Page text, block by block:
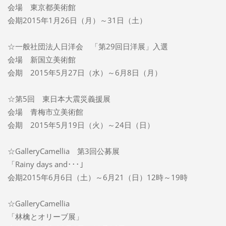
会場 東京都美術館
会期2015年1月26日（月）～31日（土）
☆一般社団法人日洋会 「第29回日洋展」入選
会場 新国立美術館
会期 2015年5月27日（水）～6月8日（月）
☆第5回 東日本大震災義援展
会場 青梅市立美術館
会期 2015年5月19日（火）～24日（日）
☆GalleryCamellia 第3回公募展
「Rainy days and･･･」
会期2015年6月6日（土）～6月21（日）12時～19時
☆GalleryCamellia
「林檎とオリーブ展」